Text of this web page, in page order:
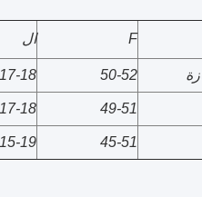
F ال
50-52
17-18
49-51
17-18
45-51
15-19